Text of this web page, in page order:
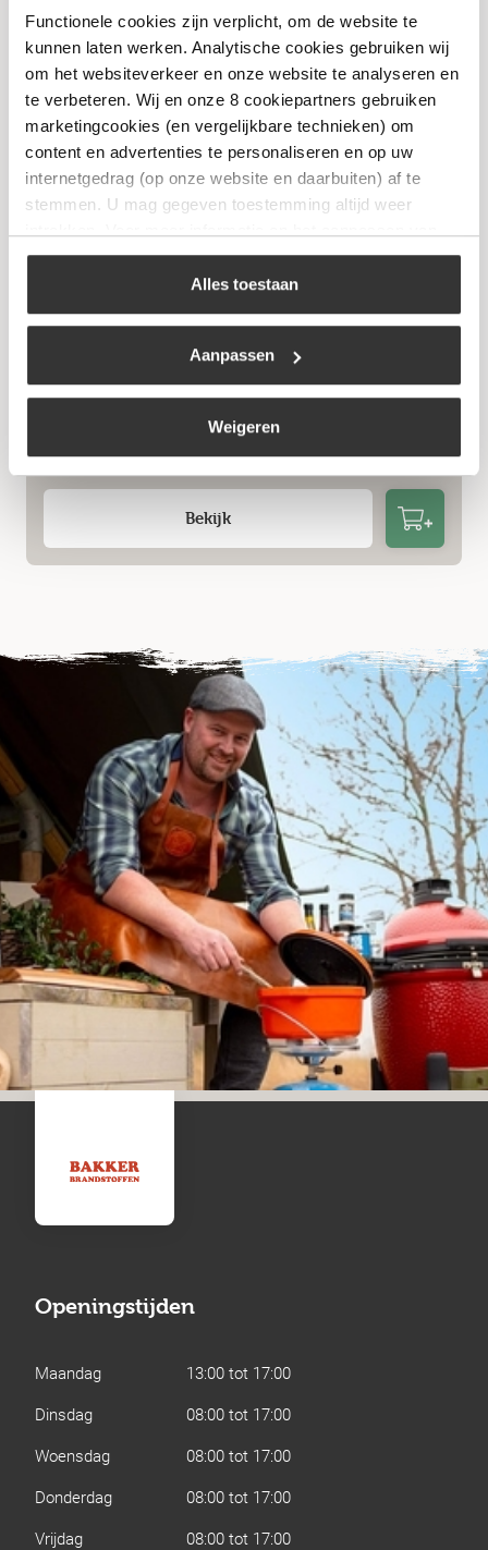
Functionele cookies zijn verplicht, om de website te
kunnen laten werken. Analytische cookies gebruiken wij
om het websiteverkeer en onze website te analyseren en
te verbeteren. Wij en onze 8 cookiepartners gebruiken
marketingcookies (en vergelijkbare technieken) om
content en advertenties te personaliseren en op uw
internetgedrag (op onze website en daarbuiten) af te
stemmen. U mag gegeven toestemming altijd weer
uw keuze op onze website verwijzen wij u naar ons
Alles toestaan
Aanpassen
Weigeren
€9,50
Bekijk
€14,99
Bekijk
Openingstijden
Maandag
13:00 tot 17:00
Dinsdag
08:00 tot 17:00
Woensdag
08:00 tot 17:00
Donderdag
08:00 tot 17:00
Vrijdag
08:00 tot 17:00